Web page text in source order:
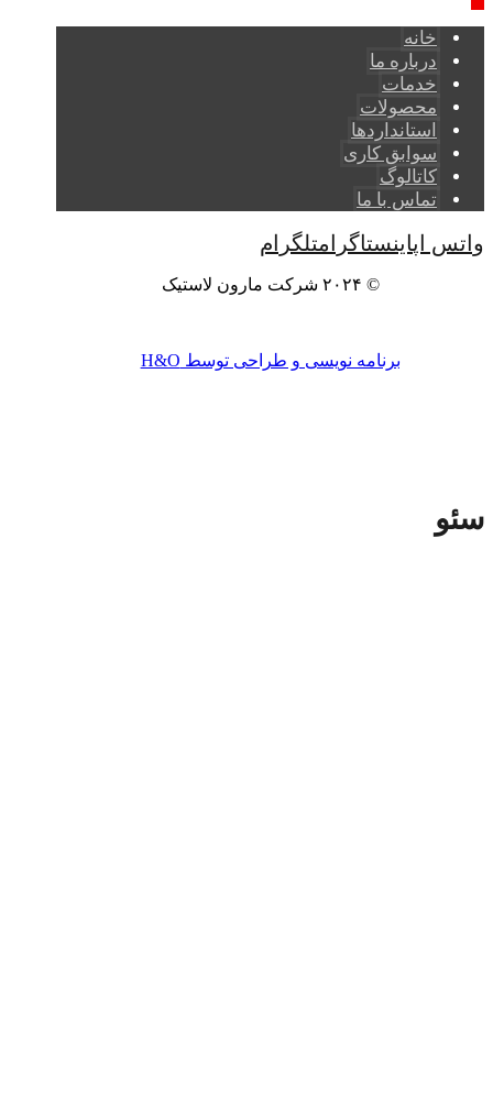
خانه
درباره ما
خدمات
محصولات
استانداردها
سوابق کاری
کاتالوگ
تماس با ما
واتس اپاینستاگرامتلگرام
© ۲۰۲۴ شرکت مارون لاستیک
برنامه نویسی و طراحی توسط H&O
سئو